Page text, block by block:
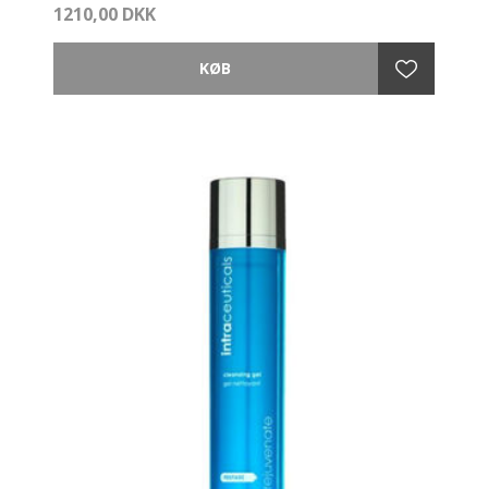
En ultra koncentreret gelé med dobbelt koncentration
Påfør en lille mængde på øjekonturerne og
læbelinjerne efter fugtighedsgeléen. Anvendes to
1210,00 DKK